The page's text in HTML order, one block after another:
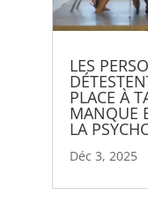
LES
PLACE À
MANQUE
LA
Déc 3, 2025